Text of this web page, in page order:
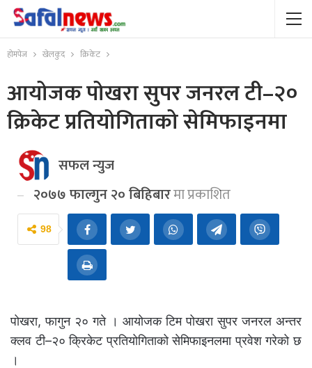
होमपेज खेलकुद क्रिकेट
आयोजक पोखरा सुपर जनरल टी–२०
क्रिकेट प्रतियोगिताको सेमिफाइनमा
सफल न्युज
२०७७ फाल्गुन २० बिहिबारमा प्रकाशित
98
पोखरा, फागुन २० गते । आयोजक टिम पोखरा सुपर जनरल अन्तर
क्लव टी–२० क्रिकेट प्रतियोगिताको सेमिफाइनलमा प्रवेश गरेको छ
।